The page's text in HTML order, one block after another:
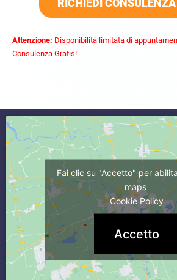
RICHIEDI
Attenzione: Disponibilità limitata di
Consulenza Gratis!
Fai clic su "Accetto" per
maps
Cookie Policy
Accetto